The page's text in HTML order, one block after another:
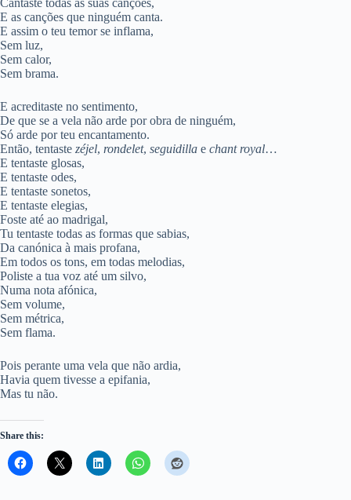
Cantaste todas as suas canções,
E as canções que ninguém canta.
E assim o teu temor se inflama,
Sem luz,
Sem calor,
Sem brama.
E acreditaste no sentimento,
De que se a vela não arde por obra de ninguém,
Só arde por teu encantamento.
Então, tentaste zéjel, rondelet, seguidilla e chant royal…
E tentaste glosas,
E tentaste odes,
E tentaste sonetos,
E tentaste elegias,
Foste até ao madrigal,
Tu tentaste todas as formas que sabias,
Da canónica à mais profana,
Em todos os tons, em todas melodias,
Poliste a tua voz até um silvo,
Numa nota afónica,
Sem volume,
Sem métrica,
Sem flama.
Pois perante uma vela que não ardia,
Havia quem tivesse a epifania,
Mas tu não.
Share this: